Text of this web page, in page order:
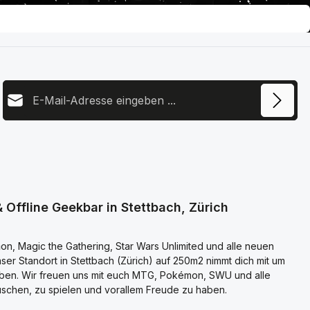
E-Mail-Adresse
Offline Geekbar in Stettbach, Zürich
Magic the Gathering, Star Wars Unlimited und alle neuen
Standort in Stettbach (Zürich) auf 250m2 nimmt dich mit um
Wir freuen uns mit euch MTG, Pokémon, SWU und alle
zu spielen und vorallem Freude zu haben.